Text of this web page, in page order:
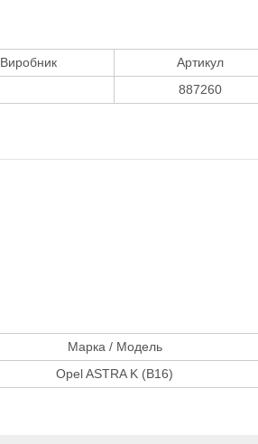
Виробник
Артикул
887260
Марка / Модель
Opel ASTRA K (B16)